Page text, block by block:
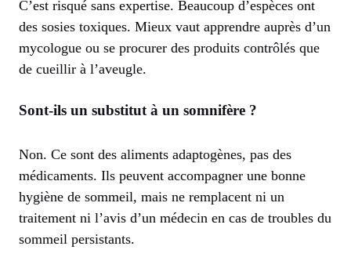
C’est risqué sans expertise. Beaucoup d’espèces ont
des sosies toxiques. Mieux vaut apprendre auprès d’un
mycologue ou se procurer des produits contrôlés que
de cueillir à l’aveugle.
Sont-ils un substitut à un somnifère ?
Non. Ce sont des aliments adaptogènes, pas des
médicaments. Ils peuvent accompagner une bonne
hygiène de sommeil, mais ne remplacent ni un
traitement ni l’avis d’un médecin en cas de troubles du
sommeil persistants.